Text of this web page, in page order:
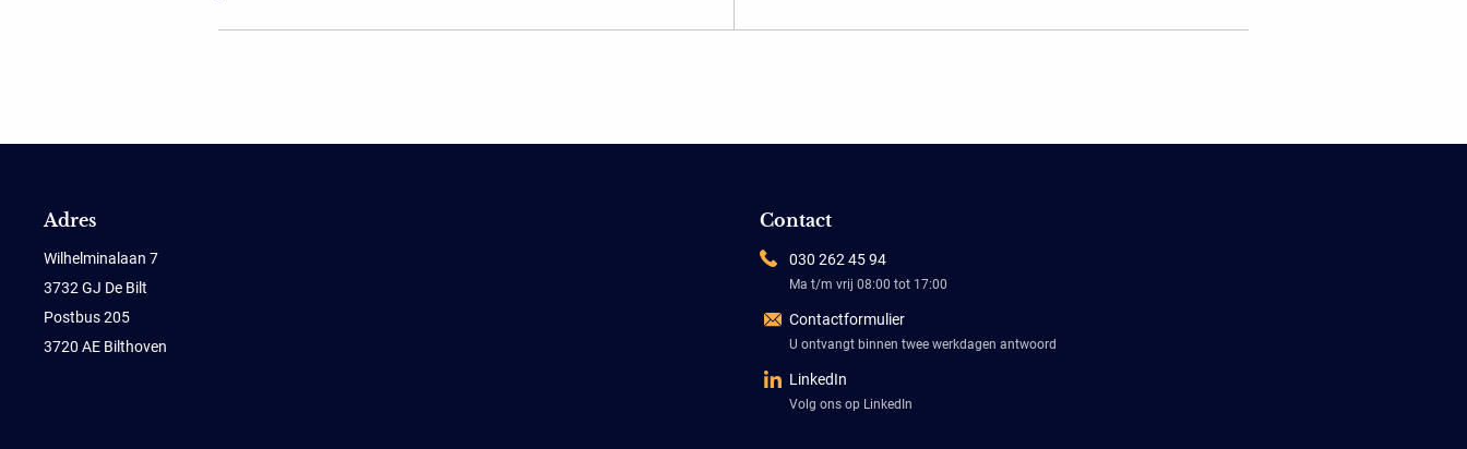
Adres
Wilhelminalaan 7
3732 GJ De Bilt
Postbus 205
3720 AE Bilthoven
Contact
030 262 45 94
Ma t/m vrij 08:00 tot 17:00
Contactformulier
U ontvangt binnen twee werkdagen antwoord
LinkedIn
Volg ons op LinkedIn